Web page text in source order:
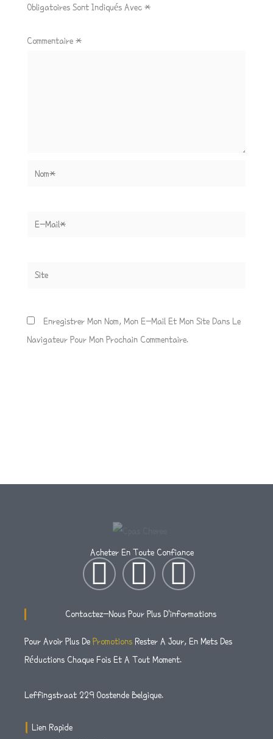
Obligatoires Sont Indiqués Avec *
Commentaire *
Nom*
E-
Site
Enregistrer Mon Nom, Mon E-Mail Et Mon Site Dans Le
Navigateur Pour Mon Prochain Commentaire.
Acheter En Toute Confiance
I
N
S
T
A
T
W
I
T
T
F
A
C
E
Contactez-Nous Pour Plus D'informations
Pour Avoir Plus De Promotions Rester A Jour, En Mets Des
Réductions Chaque Fois Et A Tout Moment.
Leffingstraat 229 Oostende Belgique.
Lien Rapide